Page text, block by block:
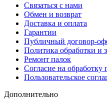
Связаться с нами
Обмен и возврат
Доставка и оплата
Гарантии
Публичный договор-
Политика обработки и
Ремонт палок
Согласие на
Пользовательское
Дополнительно